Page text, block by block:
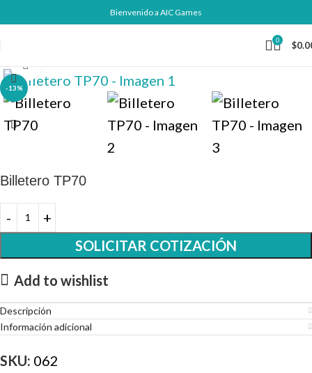
Bienvenido a AIC Games
0 $
-13%
Click to enlarge
Billetero TP70
SOLICITAR COTIZACIÓN
Add to wishlist
Descripción
Información adicional
SKU: 062